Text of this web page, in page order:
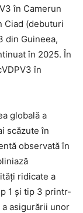
în Camerun
Ciad (debuturi
din Guineea,
în 2025. În
în
globală a
scăzute în
observată în
ridicate a
1 și tip 3 printr-
asigurării unor